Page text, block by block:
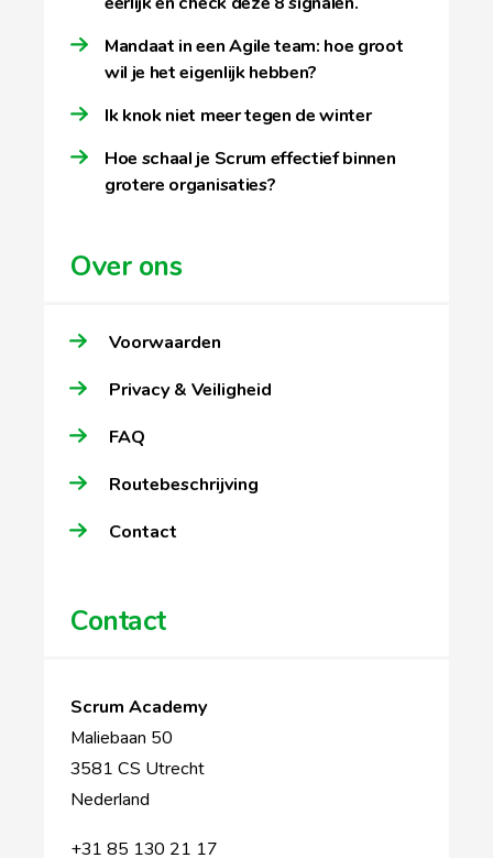
Mandaat in een Agile team: hoe groot
wil je het eigenlijk hebben?
Ik knok niet meer tegen de winter
Hoe schaal je Scrum effectief binnen
grotere organisaties?
Over ons
Voorwaarden
Privacy & Veiligheid
FAQ
Routebeschrijving
Contact
Contact
Scrum Academy
Maliebaan 50
3581 CS Utrecht
Nederland
+31 85 130 21 17